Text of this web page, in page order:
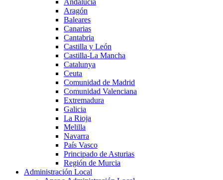
Aragón
Baleares
Canarias
Cantabria
Castilla y León
Castilla-La Mancha
Catalunya
Ceuta
Comunidad de Madrid
Comunidad Valenciana
Extremadura
Galicia
La Rioja
Melilla
Navarra
País Vasco
Principado de Asturias
Región de Murcia
Administración Local